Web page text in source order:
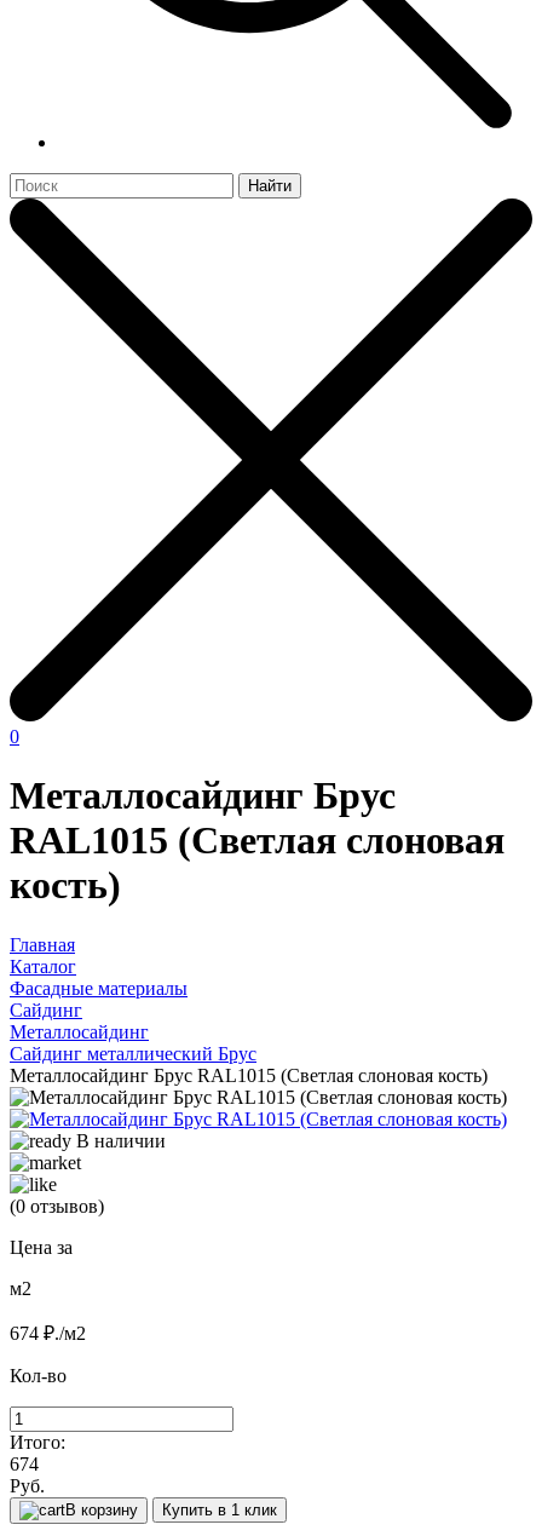
Найти
0
Металлосайдинг Брус
RAL1015 (Светлая слоновая
кость)
Главная
Каталог
Фасадные материалы
Сайдинг
Металлосайдинг
Сайдинг металлический Брус
Металлосайдинг Брус RAL1015 (Светлая слоновая кость)
В наличии
(0 отзывов)
Цена за
м2
674 ₽./м2
Кол-во
Итого:
674
Руб.
В корзину Купить в 1 клик